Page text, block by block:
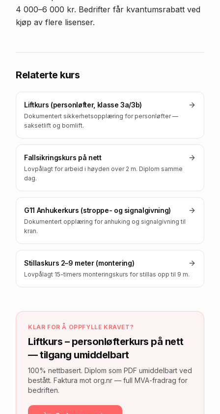
4 000–6 000 kr. Bedrifter får kvantumsrabatt ved
kjøp av flere lisenser.
Relaterte kurs
Liftkurs (personløfter, klasse 3a/3b)
Dokumentert sikkerhetsopplæring for personløfter —
saksetlift og bomlift.
Fallsikringskurs på nett
Lovpålagt for arbeid i høyden over 2 m. Diplom samme
dag.
G11 Anhukerkurs (stroppe- og signalgivning)
Dokumentert opplæring for anhuking og signalgivning til
kran.
Stillaskurs 2–9 meter (montering)
Lovpålagt 15-timers monteringskurs for stillas opp til 9 m.
KLAR FOR Å OPPFYLLE KRAVET?
Liftkurs – personløfterkurs på nett
— tilgang umiddelbart
100% nettbasert. Diplom som PDF umiddelbart ved
bestått. Faktura mot org.nr — full MVA-fradrag for
bedriften.